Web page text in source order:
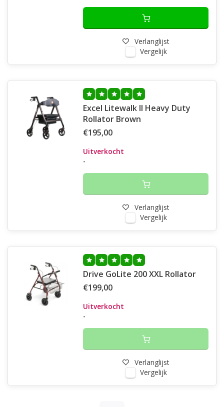
Verlanglijst
Vergelijk
Excel Litewalk ll Heavy Duty
Rollator Brown
€195,00
Uitverkocht
-
Verlanglijst
Vergelijk
Drive GoLite 200 XXL Rollator
€199,00
Uitverkocht
-
Verlanglijst
Vergelijk